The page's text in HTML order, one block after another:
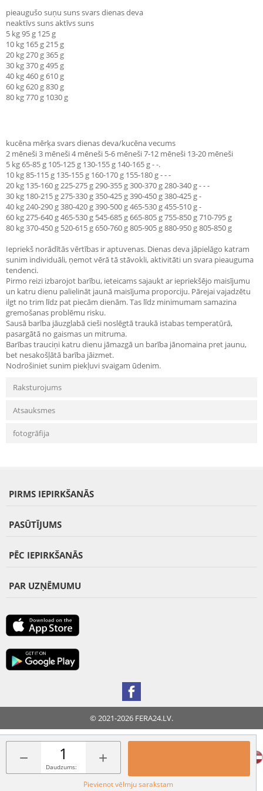
− +
Daudzums:
Pievienot vēlmju sarakstam
pieaugušo suņu suns svars dienas deva
neaktīvs suns aktīvs suns
5 kg 95 g 125 g
10 kg 165 g 215 g
20 kg 270 g 365 g
30 kg 370 g 495 g
40 kg 460 g 610 g
60 kg 620 g 830 g
80 kg 770 g 1030 g
kucēna mērķa svars dienas deva/kucēna vecums
2 mēneši 3 mēneši 4 mēneši 5-6 mēneši 7-12 mēneši 13-20 mēneši
5 kg 65-85 g 105-125 g 130-155 g 140-165 g - -.
10 kg 85-115 g 135-155 g 160-170 g 155-180 g - - -
20 kg 135-160 g 225-275 g 290-355 g 300-370 g 280-340 g - - -
30 kg 180-215 g 275-330 g 350-425 g 390-450 g 380-425 g -
40 kg 240-290 g 380-420 g 390-500 g 465-530 g 455-510 g -
60 kg 275-640 g 465-530 g 545-685 g 665-805 g 755-850 g 710-795 g
80 kg 370-450 g 520-615 g 650-760 g 805-905 g 880-950 g 805-850 g
Iepriekš norādītās vērtības ir aptuvenas. Dienas deva jāpielāgo katram
sunim individuāli, ņemot vērā tā stāvokli, aktivitāti un svara pieauguma
tendenci.
Pirmo reizi izbarojot barību, ieteicams sajaukt ar iepriekšējo maisījumu
un katru dienu palielināt jaunā maisījuma proporciju. Pārejai vajadzētu
ilgt no trim līdz pat piecām dienām. Tas līdz minimumam samazina
gremošanas problēmu risku.
Sausā barība jāuzglabā cieši noslēgtā traukā istabas temperatūrā,
pasargātā no gaismas un mitruma.
Barības trauciņi katru dienu jāmazgā un barība jānomaina pret jaunu,
bet nesakošļātā barība jāizmet.
Nodrošiniet sunim piekļuvi svaigam ūdenim.
Raksturojums
Atsauksmes
fotogrāfija
PIRMS IEPIRKŠANĀS
PASŪTĪJUMS
PĒC IEPIRKŠANĀS
PAR UZŅĒMUMU
© 2021-2026 FERA24.LV.
FERA INTERNATIONAL: